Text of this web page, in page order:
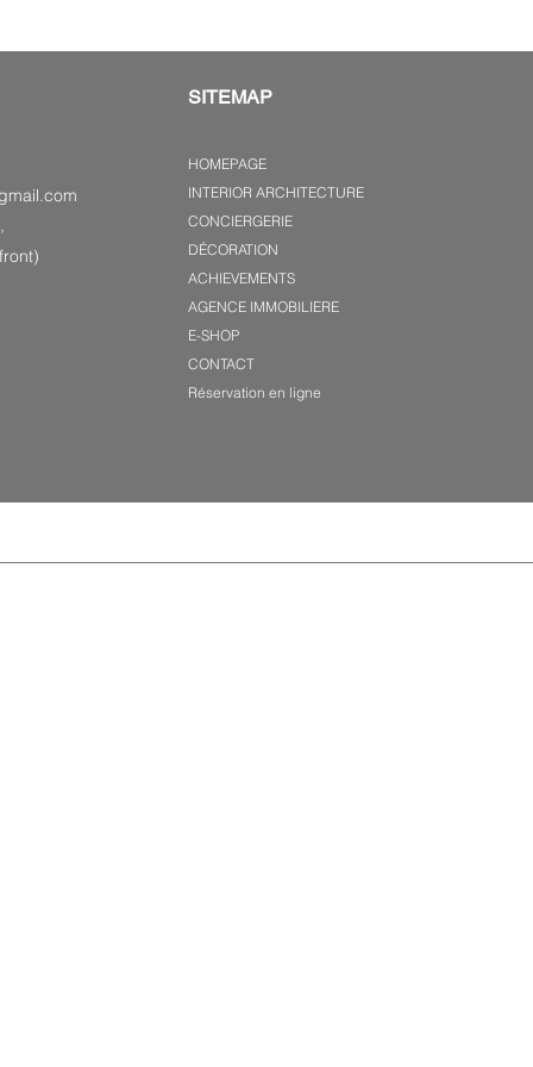
SITEMAP
HOMEPAGE
INTERIOR ARCHITECTURE
CONCIERGERIE
DÉCORATION
ACHIEVEMENTS
AGENCE IMMOBILIERE
E-SHOP
CONTACT
Réservation en ligne